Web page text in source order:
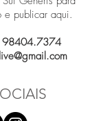
e publicar aqui.
98404.7374